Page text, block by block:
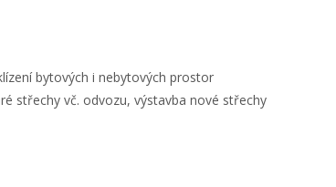
bytových i nebytových prostor
střechy vč. odvozu, výstavba nové střechy